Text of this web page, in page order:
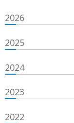
2026
2025
2024
2023
2022